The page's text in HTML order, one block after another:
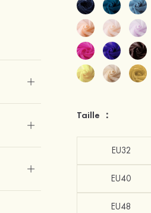
Taille ：
EU32
EU40
EU48